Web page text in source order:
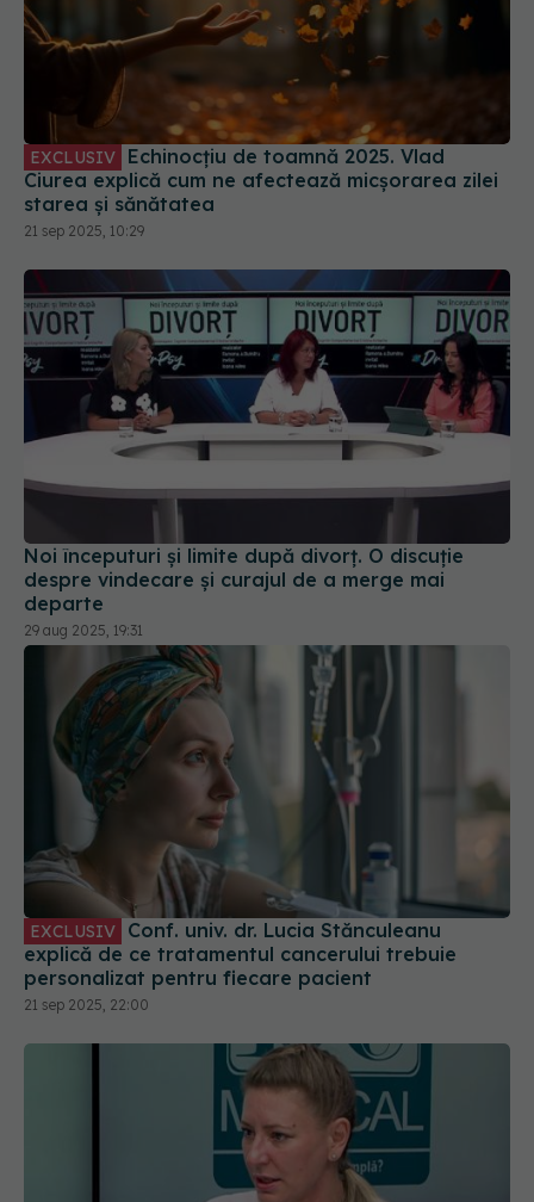
EXCLUSIV Echinocțiu de toamnă 2025. Vlad
Ciurea explică cum ne afectează micșorarea zilei
starea și sănătatea
21 sep 2025, 10:29
Noi începuturi și limite după divorț. O discuție
despre vindecare și curajul de a merge mai
departe
EXCLUSIV
explică de ce tratamentul cancerului trebuie
personalizat pentru fiecare pacient
21 sep 2025, 22:00